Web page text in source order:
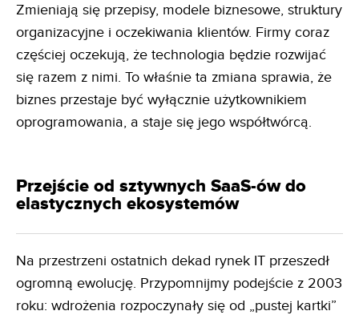
Zmieniają się przepisy, modele biznesowe, struktury
organizacyjne i oczekiwania klientów. Firmy coraz
częściej oczekują, że technologia będzie rozwijać
się razem z nimi. To właśnie ta zmiana sprawia, że
biznes przestaje być wyłącznie użytkownikiem
oprogramowania, a staje się jego współtwórcą.
Przejście od sztywnych SaaS-ów do
elastycznych ekosystemów
Na przestrzeni ostatnich dekad rynek IT przeszedł
ogromną ewolucję. Przypomnijmy podejście z 2003
roku: wdrożenia rozpoczynały się od „pustej kartki”